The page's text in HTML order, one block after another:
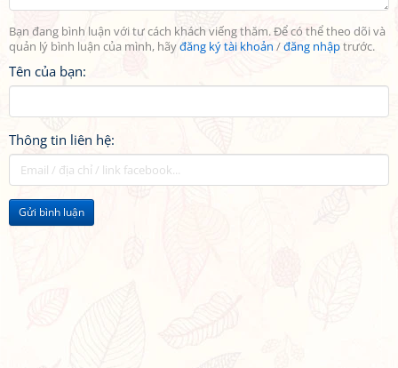
Bạn đang bình luận với tư cách khách viếng thăm. Để có thể theo dõi và
quản lý bình luận của mình, hãyđăng ký tài khoản /đăng nhậptrước.
Tên của bạn:
Thông tin liên hệ:
Gửi bình luận